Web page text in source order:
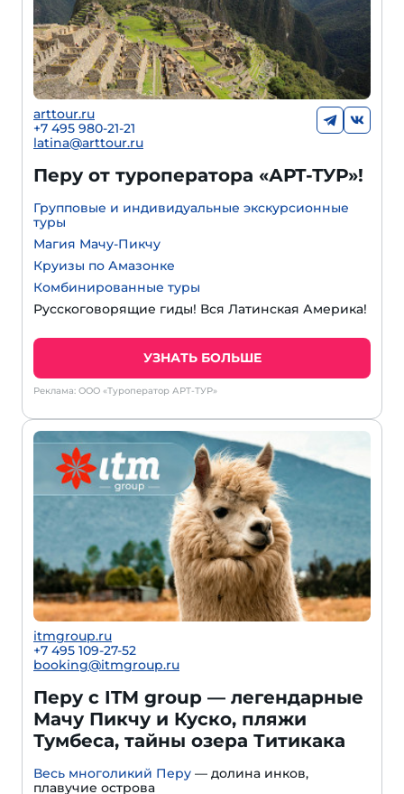
arttour.ru
+7 495 980-21-21
latina@arttour.ru
Перу от туроператора «АРТ-ТУР»!
Групповые и индивидуальные экскурсионные
туры
Магия Мачу-Пикчу
Круизы по Амазонке
Комбинированные туры
Русскоговорящие гиды! Вся Латинская Америка!
УЗНАТЬ БОЛЬШЕ
Реклама: ООО «Туроператор АРТ-ТУР»
itmgroup.ru
+7 495 109-27-52
booking@itmgroup.ru
Перу с ITM group — легендарные
Мачу Пикчу и Куско, пляжи
Тумбеса, тайны озера Титикака
Весь многоликий Перу — долина инков,
плавучие острова